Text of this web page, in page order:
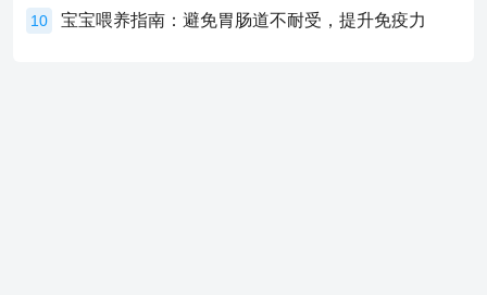
10 宝宝喂养指南：避免胃肠道不耐受，提升免疫力